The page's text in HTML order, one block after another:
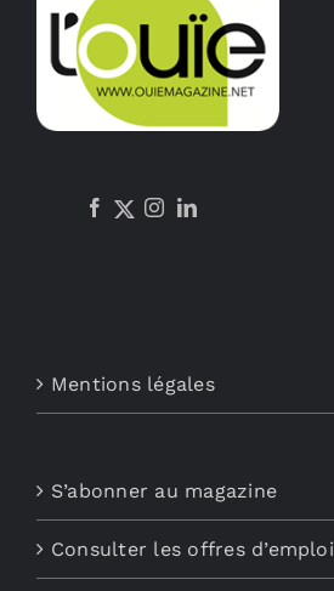
Mentions légales
S’abonner au magazine
Consulter les offres d’emploi